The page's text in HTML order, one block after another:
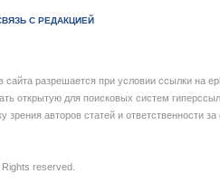
С РЕДАКЦИЕЙ
разрешается при условии ссылки на
открытую для поисковых систем
зрения авторов статей и ответственности
Rights reserved.